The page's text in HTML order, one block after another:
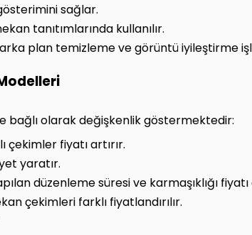
sağlar.
tanıtımlarında kullanılır.
plan temizleme ve görüntü iyileştirme
bağlı olarak değişkenlik göstermektedir:
çekimler fiyatı artırır.
yaratır.
düzenleme süresi ve karmaşıklığı
çekimleri farklı fiyatlandırılır.